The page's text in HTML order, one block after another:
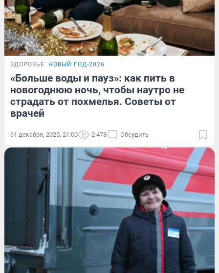
ЗДОРОВЬЕ НОВЫЙ ГОД-2026
«Больше воды и пауз»: как пить в
новогоднюю ночь, чтобы наутро не
страдать от похмелья. Советы от
врачей
31 декабря, 2025, 21:00 2 478 Обсудить